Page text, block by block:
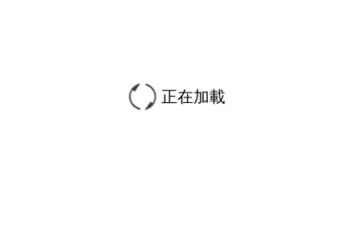
正在加載